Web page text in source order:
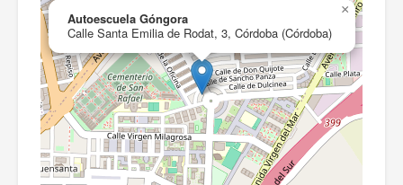
Autoescuela Góngora
Calle Santa Emilia de Rodat, 3, Córdoba (Córdoba)
×